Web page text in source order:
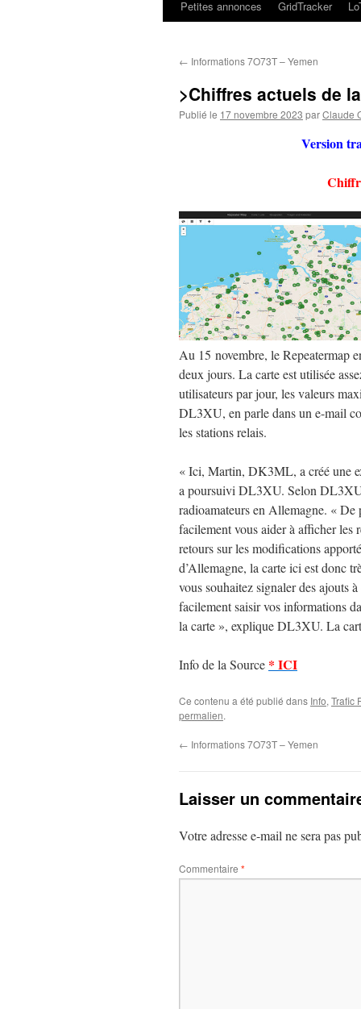
Petites annonces
GridTracker
← Informations 7O73T – Yemen
>Chiffres actuels de
Publié le 17 novembre 2023 parClaude
Version
Au 15 novembre, le Repeatermap
deux jours. La carte est utilisée
utilisateurs par jour, les valeurs
DL3XU, en parle dans un e-mail
les stations relais.
« Ici, Martin, DK3ML, a créé une
a poursuivi DL3XU. Selon
radioamateurs en Allemagne. «
facilement vous aider à afficher les
retours sur les modifications
d’Allemagne, la carte ici est donc
vous souhaitez signaler des ajouts
facilement saisir vos informations
la carte », explique DL3XU. La
Info de la Source * ICI
Ce contenu a été publié dans Info, Trafic
permalien.
← Informations 7O73T – Yemen
Laisser un
Votre adresse e-mail ne sera pas
Commentaire *